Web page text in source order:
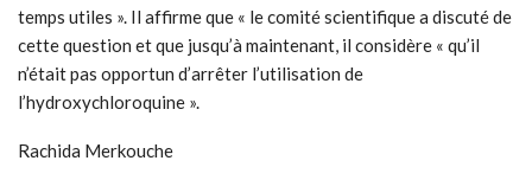
temps utiles ». Il affirme que « le comité scientifique a discuté de
cette question et que jusqu’à maintenant, il considère « qu’il
n’était pas opportun d’arrêter l’utilisation de
l’hydroxychloroquine ».
Rachida Merkouche